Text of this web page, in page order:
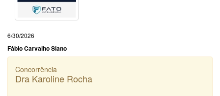
6/30/2026
Fábio Carvalho Siano
Concorrência
Dra Karoline Rocha